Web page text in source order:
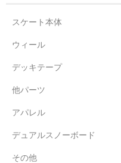
スケート本体
ウィール
デッキテープ
他パーツ
アパレル
デュアルスノーボード
その他